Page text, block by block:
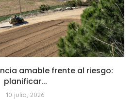
amable frente al riesgo:
planificar...
10 julio, 2026